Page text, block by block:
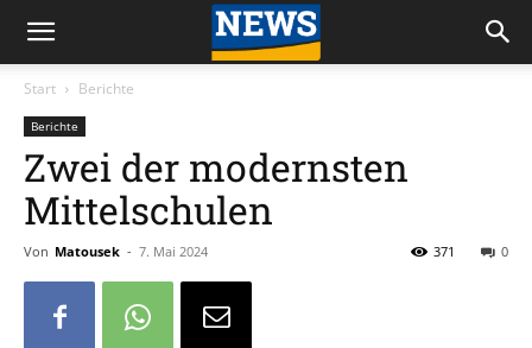
Start Berichte
Berichte
Zwei der modernsten
Mittelschulen
Von Matousek - 7. Mai 2024 0
371